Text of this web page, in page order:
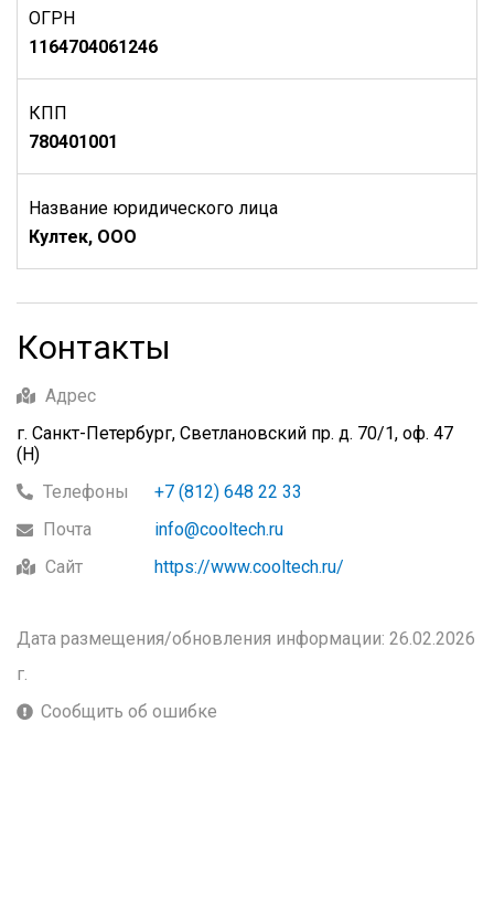
ОГРН
1164704061246
КПП
780401001
Название юридического лица
Култек, ООО
Контакты
Адрес
г. Санкт-Петербург, Светлановский пр. д. 70/1, оф. 47
(H)
Телефоны
+7 (812) 648 22 33
Почта
info@cooltech.ru
Сайт
https://www.cooltech.ru/
Дата размещения/обновления информации: 26.02.2026
г.
Сообщить об ошибке